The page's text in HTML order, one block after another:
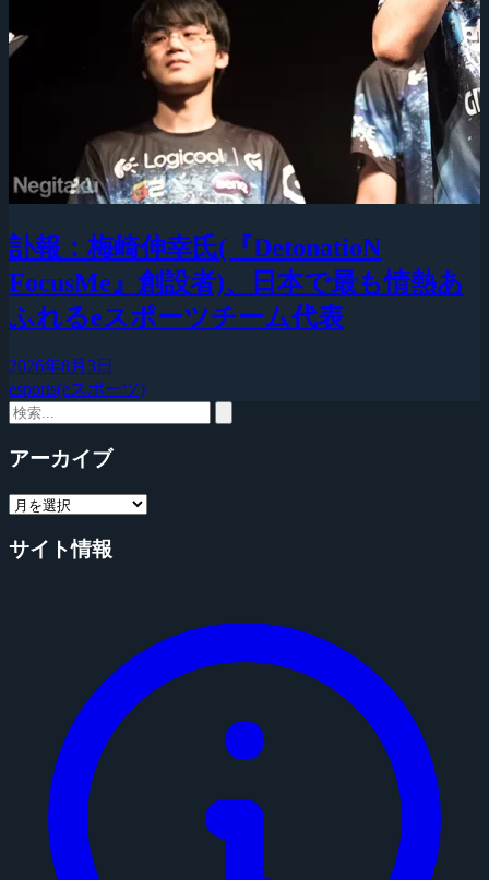
訃報：梅崎伸幸氏(『DetonatioN
FocusMe』創設者)、日本で最も情熱あ
ふれるeスポーツチーム代表
2026年8月3日
esports(eスポーツ)
アーカイブ
サイト情報